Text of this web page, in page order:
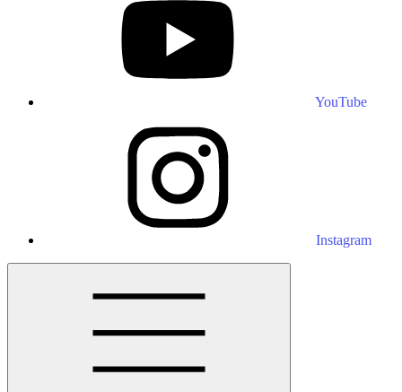
YouTube
Instagram